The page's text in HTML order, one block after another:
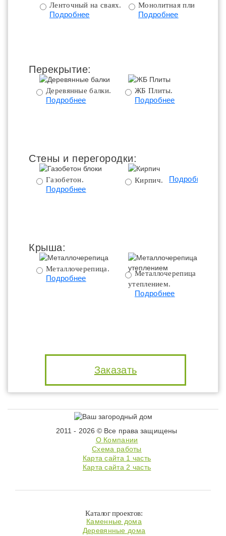
Ленточный на сваях.
Подробнее
Монолитная плита.
Подробнее
Перекрытие:
Деревянные балки.
Подробнее
ЖБ Плиты.
Подробнее
Стены и перегородки:
Газобетон.
Подробнее
Кирпич. Подробнее
Крыша:
Металлочерепица.
Подробнее
Металлочерепица с
утеплением.
Подробнее
Заказать
2011 - 2026 © Все права защищены
О Компании
Схема работы
Карта сайта 1 часть
Карта сайта 2 часть
Каталог проектов:
Каменные дома
Деревянные дома